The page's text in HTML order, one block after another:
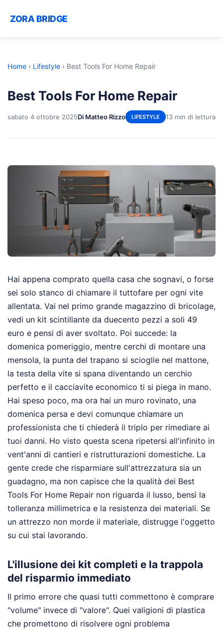
ZORA BRIDGE
Home › Lifestyle › Best Tools For Home Repair
Best Tools For Home Repair
sabato 4 ottobre 2025Di Matteo Rizzo LIFESTYLE 13 min di lettura
Hai appena comprato quella casa che sognavi, o forse
sei solo stanco di chiamare il tuttofare per ogni vite
allentata. Vai nel primo grande magazzino di bricolage,
vedi un kit scintillante da duecento pezzi a soli 49
euro e pensi di aver svoltato. Poi succede: la
domenica pomeriggio, mentre cerchi di montare una
mensola, la punta del trapano si scioglie nel mattone,
la testa della vite si spana diventando un cerchio
perfetto e il cacciavite economico ti si piega in mano.
Hai speso poco, ma ora hai un muro rovinato, una
domenica persa e devi comunque chiamare un
professionista che ti chiederà il triplo per rimediare ai
tuoi danni. Ho visto questa scena ripetersi all'infinito in
vent'anni di cantieri e ristrutturazioni domestiche. La
gente crede che risparmiare sull'attrezzatura sia un
guadagno, ma non capisce che la qualità dei Best
Tools For Home Repair non riguarda il lusso, bensì la
tolleranza millimetrica e la resistenza dei materiali. Se
un attrezzo non morde il materiale, distrugge l'oggetto
su cui stai lavorando.
L'illusione dei kit completi e la trappola
del risparmio immediato
Il primo errore che quasi tutti commettono è comprare
"volume" invece di "valore". Quei valigioni di plastica
che promettono di risolvere ogni problema